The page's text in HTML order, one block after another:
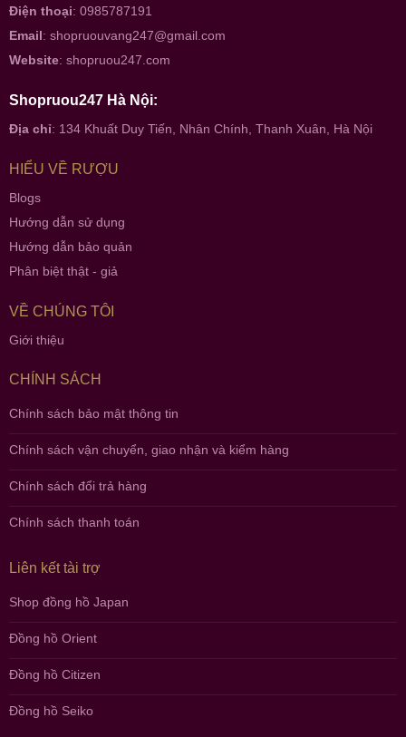
Điện thoại: 0985787191
Email: shopruouvang247@gmail.com
Website: shopruou247.com
Shopruou247 Hà Nội:
Địa chỉ: 134 Khuất Duy Tiến, Nhân Chính, Thanh Xuân, Hà Nội
HIỂU VỀ RƯỢU
Blogs
Hướng dẫn sử dụng
Hướng dẫn bảo quản
Phân biệt thật - giả
VỀ CHÚNG TÔI
Giới thiệu
CHÍNH SÁCH
Chính sách bảo mật thông tin
Chính sách vận chuyển, giao nhận và kiểm hàng
Chính sách đổi trả hàng
Chính sách thanh toán
Liên kết tài trợ
Shop đồng hồ Japan
Đồng hồ Orient
Đồng hồ Citizen
Đồng hồ Seiko